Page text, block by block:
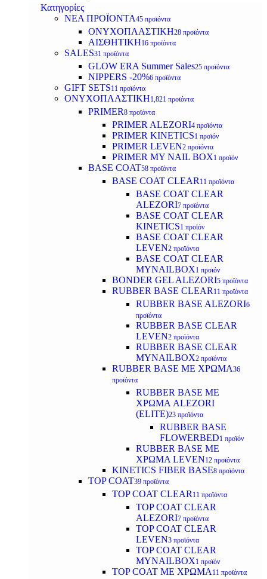
Κατηγορίες
ΝΕΑ ΠΡΟΪΟΝΤΑ45 προϊόντα
ΟΝΥΧΟΠΛΑΣΤΙΚΗ28 προϊόντα
ΑΙΣΘΗΤΙΚΗ16 προϊόντα
SALES31 προϊόντα
GLOW ERA Summer Sales25 προϊόντα
NIPPERS -20%6 προϊόντα
GIFT SETS11 προϊόντα
ΟΝΥΧΟΠΛΑΣΤΙΚΗ1,821 προϊόντα
PRIMER8 προϊόντα
PRIMER ALEZORI4 προϊόντα
PRIMER KINETICS1 προϊόν
PRIMER LEVEN2 προϊόντα
PRIMER MY NAIL BOX1 προϊόν
BASE COAT58 προϊόντα
BASE COAT CLEAR 11 προϊόντα
BASE COAT CLEAR
ALEZORI7 προϊόντα
BASE COAT CLEAR
KINETICS1 προϊόν
BASE COAT CLEAR
LEVEN2 προϊόντα
BASE COAT CLEAR
MYNAILBOX1 προϊόν
BONDER GEL ALEZORI5 προϊόντα
RUBBER BASE CLEAR 11 προϊόντα
RUBBER BASE ALEZORI6
προϊόντα
RUBBER BASE CLEAR
LEVEN2 προϊόντα
RUBBER BASE CLEAR
MYNAILBOX2 προϊόντα
RUBBER BASE ΜΕ ΧΡΩΜΑ36
προϊόντα
RUBBER BASE ΜΕ
ΧΡΩΜΑ ALEZORI
(ELITE)23 προϊόντα
RUBBER BASE
FLOWERBED1 προϊόν
RUBBER BASE ΜΕ
ΧΡΩΜΑ LEVEN12 προϊόντα
KINETICS FIBER BASE8 προϊόντα
TOP COAT39 προϊόντα
TOP COAT CLEAR 11 προϊόντα
TOP COAT CLEAR
ALEZORI7 προϊόντα
TOP COAT CLEAR
LEVEN3 προϊόντα
TOP COAT CLEAR
MYNAILBOX1 προϊόν
TOP COAT ΜΕ ΧΡΩΜΑ 11 προϊόντα